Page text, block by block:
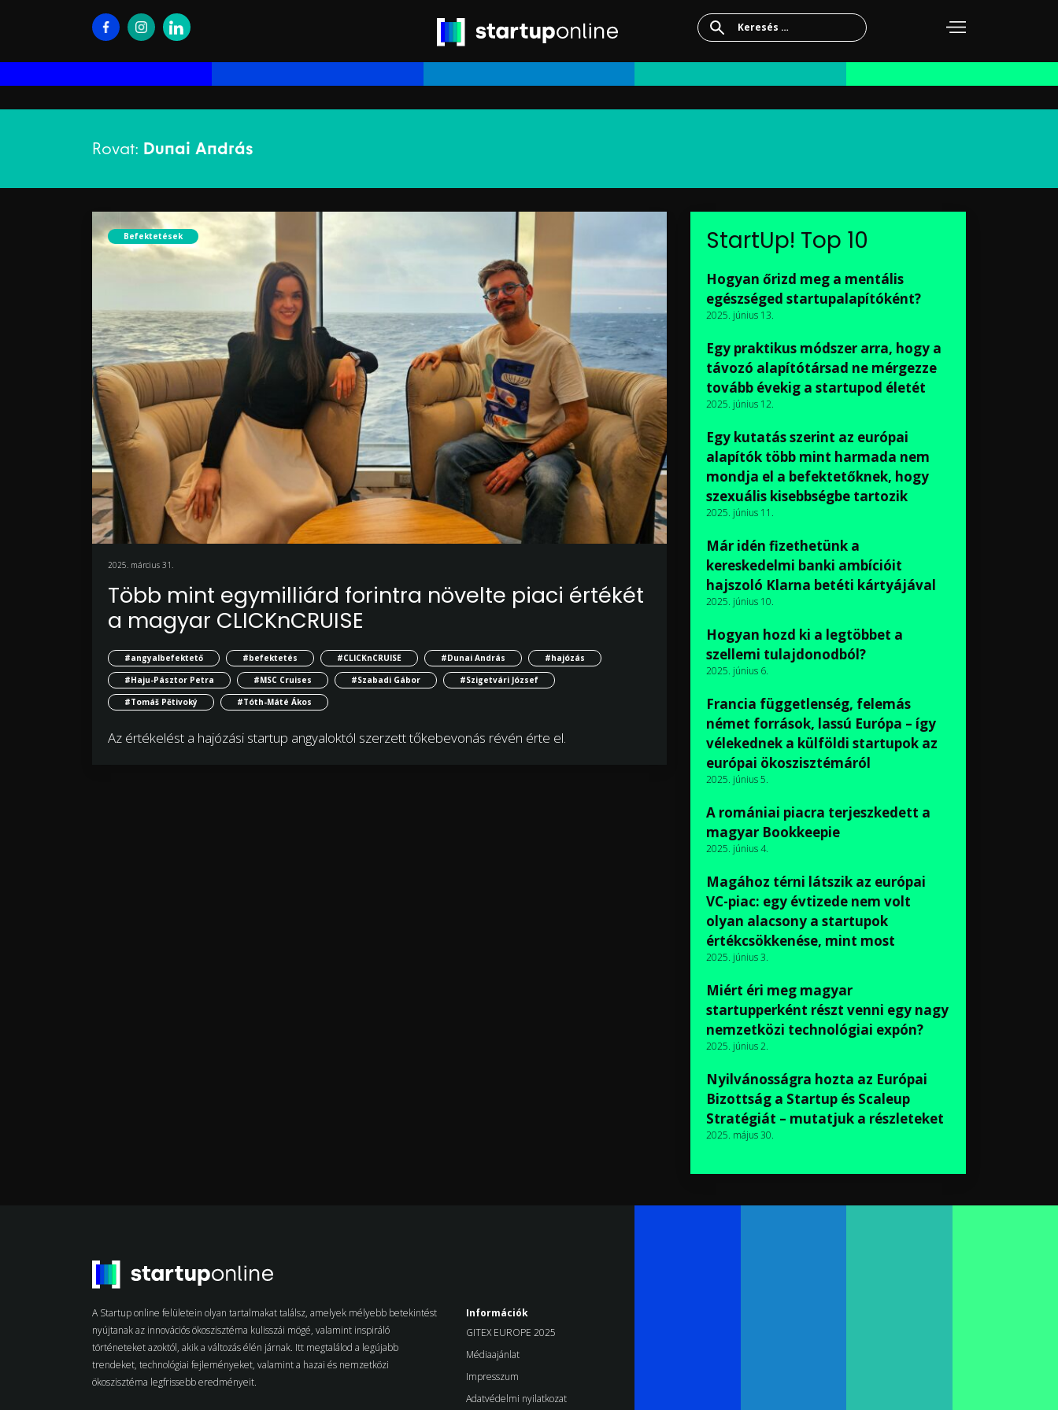
Keresés:
Rovat: Dunai András
Befektetések
2025. március 31.
Több mint egymilliárd forintra növelte piaci értékét
a magyar CLICKnCRUISE
#angyalbefektető #befektetés #CLICKnCRUISE #Dunai András
#hajózás
#Haju-Pásztor Petra
#MSC Cruises #Szabadi Gábor
#Szigetvári József
#Tomáš Pětivoký
#Tóth-Máté Ákos
Az értékelést a hajózási startup angyaloktól szerzett tőkebevonás révén érte el.
StartUp! Top 10
Hogyan őrizd meg a mentális
egészséged startupalapítóként?
2025. június 13.
Egy praktikus módszer arra, hogy a
távozó alapítótársad ne mérgezze
tovább évekig a startupod életét
2025. június 12.
Egy kutatás szerint az európai
alapítók több mint harmada nem
mondja el a befektetőknek, hogy
szexuális kisebbségbe tartozik
2025. június 11.
Már idén fizethetünk a
kereskedelmi banki ambícióit
hajszoló Klarna betéti kártyájával
2025. június 10.
Hogyan hozd ki a legtöbbet a
szellemi tulajdonodból?
2025. június 6.
Francia függetlenség, felemás
német források, lassú Európa – így
vélekednek a külföldi startupok az
európai ökoszisztémáról
2025. június 5.
A romániai piacra terjeszkedett a
magyar Bookkeepie
2025. június 4.
Magához térni látszik az európai
VC-piac: egy évtizede nem volt
olyan alacsony a startupok
értékcsökkenése, mint most
2025. június 3.
Miért éri meg magyar
startupperként részt venni egy nagy
nemzetközi technológiai expón?
2025. június 2.
Nyilvánosságra hozta az Európai
Bizottság a Startup és Scaleup
Stratégiát – mutatjuk a részleteket
2025. május 30.
A Startup online felületein olyan tartalmakat találsz, amelyek mélyebb betekintést
nyújtanak az innovációs ökoszisztéma kulisszái mögé, valamint inspiráló
történeteket azoktól, akik a változás élén járnak. Itt megtalálod a legújabb
trendeket, technológiai fejleményeket, valamint a hazai és nemzetközi
ökoszisztéma legfrissebb eredményeit.
Információk
GITEX EUROPE 2025
Médiaajánlat
Impresszum
Adatvédelmi nyilatkozat